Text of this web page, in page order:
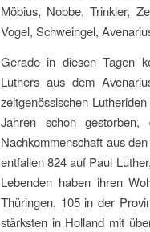
Möbius, Nobbe, Trinkler,
Vogel, Schweingel,
Gerade in diesen Tagen
Luthers aus dem
zeitgenössischen
Jahren schon
Nachkommenschaft aus
entfallen 824 auf Paul
Lebenden haben ihren
Thüringen, 105 in der
stärksten in Holland mit